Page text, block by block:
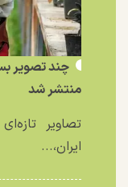
چند تصویر
منتشر شد
تصاویر
ایران،...